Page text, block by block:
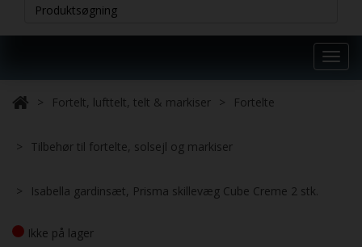
Fortelt, lufttelt, telt & markiser Fortelte
Tilbehør til fortelte, solsejl og markiser
Isabella gardinsæt, Prisma skillevæg Cube Creme 2 stk.
Ikke på lager